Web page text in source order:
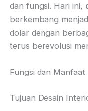
dan fungsi. Hari ini,
berkembang
dolar dengan
terus berevolusi
Fungsi dan
Tujuan Desain